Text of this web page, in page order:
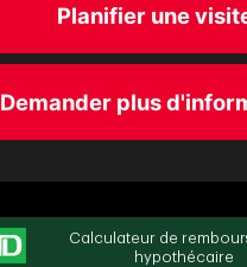
Planifier une
Demander plus